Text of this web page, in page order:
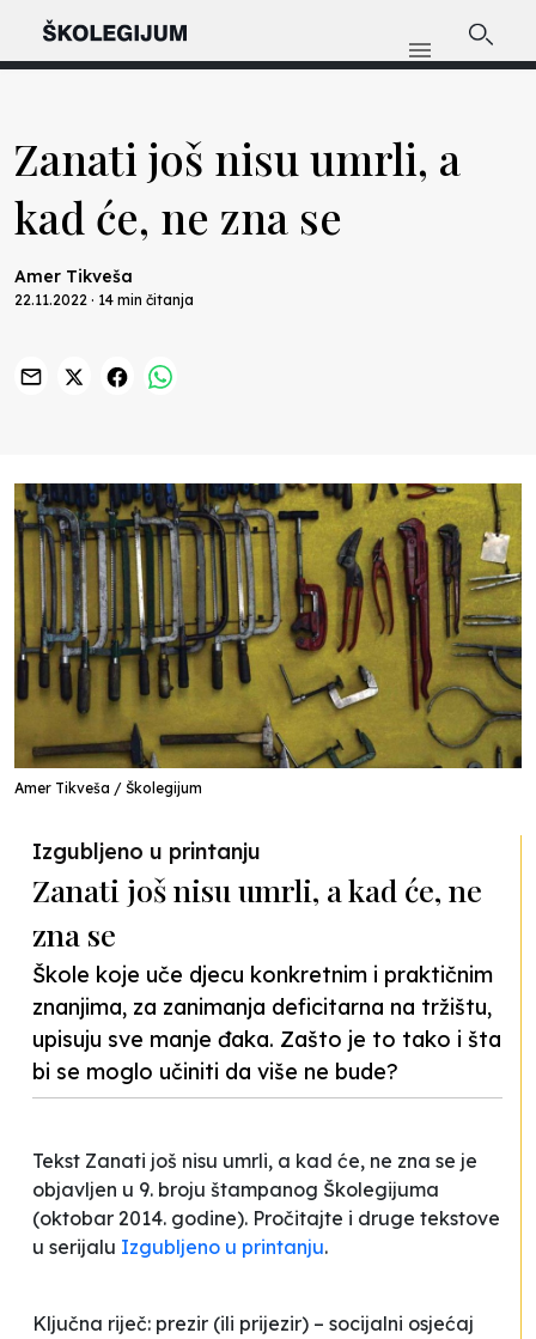
Zanati još nisu umrli, a
kad će, ne zna se
Amer Tikveša
22.11.2022 · 14 min čitanja
Amer Tikveša / Školegijum
Izgubljeno u printanju
Zanati još nisu umrli, a kad će, ne
zna se
Škole koje uče djecu konkretnim i praktičnim
znanjima, za zanimanja deficitarna na tržištu,
upisuju sve manje đaka. Zašto je to tako i šta
bi se moglo učiniti da više ne bude?
Tekst Zanati još nisu umrli, a kad će, ne zna se je
objavljen u 9. broju štampanog Školegijuma
(oktobar 2014. godine). Pročitajte i druge tekstove
u serijalu Izgubljeno u printanju.
Ključna riječ: prezir (ili prijezir) – socijalni osjećaj